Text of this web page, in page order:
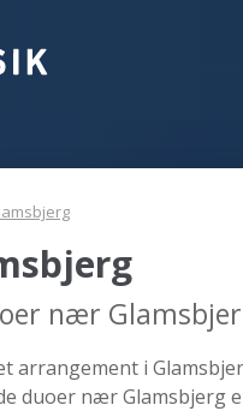
nær
arrangement i
duoer nær Glamsbjerg